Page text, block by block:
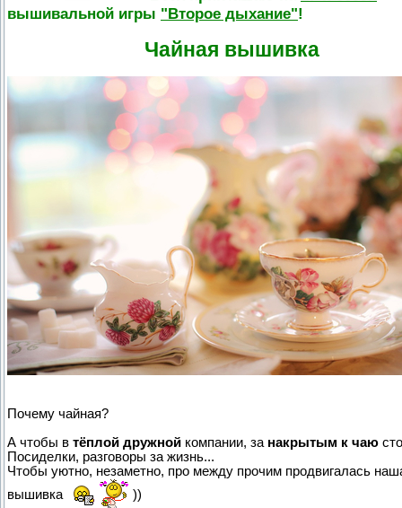
вышивальной игры "Второе дыхание"!
Чайная вышивка
Почему чайная?
А чтобы в тёплой дружной компании, за накрытым к чаю
Посиделки, разговоры за жизнь...
Чтобы уютно, незаметно, про между прочим продвигалась
вышивка
))